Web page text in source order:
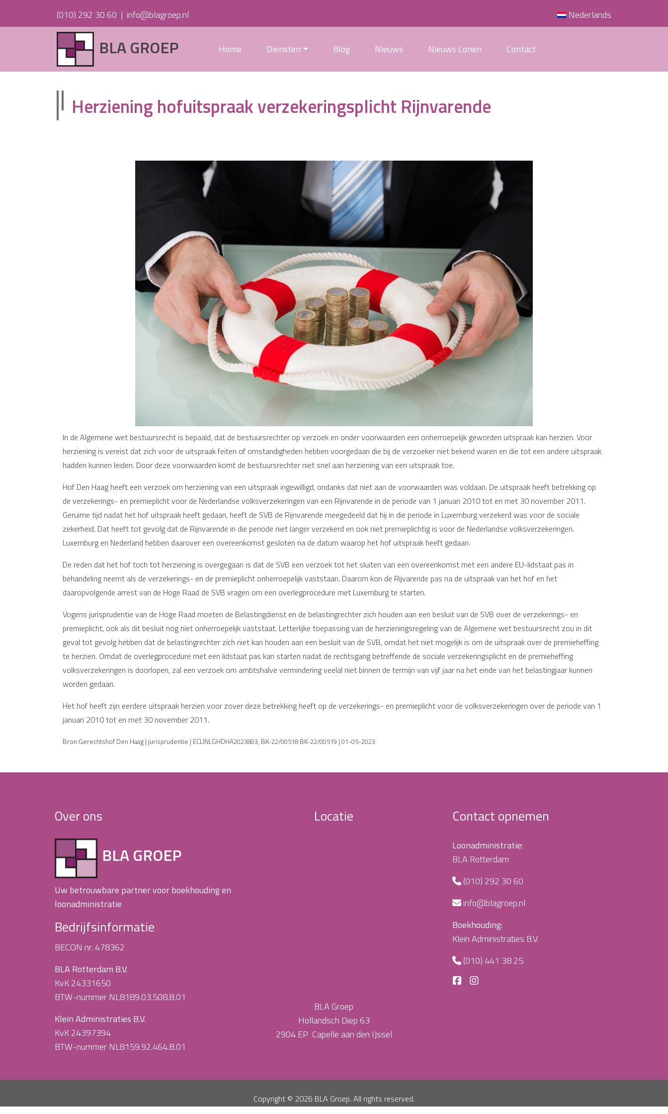
(010) 292 30 60 | info@blagroep.nl Nederlands
BLA GROEP Home Diensten Blog Nieuws Nieuws Lonen Contact
Herziening hofuitspraak verzekeringsplicht Rijnvarende
In de Algemene wet bestuursrecht is bepaald, dat de bestuursrechter op verzoek en onder voorwaarden een onherroepelijk geworden uitspraak kan herzien. Voor
herziening is vereist dat zich voor de uitspraak feiten of omstandigheden hebben voorgedaan die bij de verzoeker niet bekend waren en die tot een andere uitspraak
hadden kunnen leiden. Door deze voorwaarden komt de bestuursrechter niet snel aan herziening van een uitspraak toe.
Hof Den Haag heeft een verzoek om herziening van een uitspraak ingewilligd, ondanks dat niet aan de voorwaarden was voldaan. De uitspraak heeft betrekking op
de verzekerings- en premieplicht voor de Nederlandse volksverzekeringen van een Rijnvarende in de periode van 1 januari 2010 tot en met 30 november 2011.
Geruime tijd nadat het hof uitspraak heeft gedaan, heeft de SVB de Rijnvarende meegedeeld dat hij in die periode in Luxemburg verzekerd was voor de sociale
zekerheid. Dat heeft tot gevolg dat de Rijnvarende in die periode niet langer verzekerd en ook niet premieplichtig is voor de Nederlandse volksverzekeringen.
Luxemburg en Nederland hebben daarover een overeenkomst gesloten na de datum waarop het hof uitspraak heeft gedaan.
De reden dat het hof toch tot herziening is overgegaan is dat de SVB een verzoek tot het sluiten van een overeenkomst met een andere EU-lidstaat pas in
behandeling neemt als de verzekerings- en de premieplicht onherroepelijk vaststaan. Daarom kon de Rijvarende pas na de uitspraak van het hof en het
daaropvolgende arrest van de Hoge Raad de SVB vragen om een overlegprocedure met Luxemburg te starten.
Vogens jurisprudentie van de Hoge Raad moeten de Belastingdienst en de belastingrechter zich houden aan een besluit van de SVB over de verzekerings- en
premieplicht, ook als dit besluit nog niet onherroepelijk vaststaat. Letterlijke toepassing van de herzieningsregeling van de Algemene wet bestuursrecht zou in dit
geval tot gevolg hebben dat de belastingrechter zich niet kan houden aan een besluit van de SVB, omdat het niet mogelijk is om de uitspraak over de premieheffing
te herzien. Omdat de overlegprocedure met een lidstaat pas kan starten nadat de rechtsgang betreffende de sociale verzekeringsplicht en de premieheffing
volksverzekeringen is doorlopen, zal een verzoek om ambtshalve vermindering veelal niet binnen de termijn van vijf jaar na het einde van het belastingjaar kunnen
worden gedaan.
Het hof heeft zijn eerdere uitspraak herzien voor zover deze betrekking heeft op de verzekerings- en premieplicht voor de volksverzekeringen over de periode van 1
januari 2010 tot en met 30 november 2011.
Bron:Gerechtshof Den Haag | jurisprudentie | ECLINLGHDHA2023803, BK-22/00518 BK-22/00519 | 01-05-2023
Over ons
BLA GROEP
Uw betrouwbare partner voor boekhouding en
loonadministratie
Bedrijfsinformatie
BECON nr. 478362
BLA Rotterdam B.V.
KvK 24331650
BTW-nummer NL8189.03.508.B.01
Klein Administraties B.V.
KvK 24397394
BTW-nummer NL8159.92.464.B.01
Locatie
BLA Groep
Hollandsch Diep 63
2904 EP Capelle aan den IJssel
Contact opnemen
Loonadministratie:
BLA Rotterdam
(010) 292 30 60
info@blagroep.nl
Boekhouding:
Klein Administraties B.V.
(010) 441 38 25
Copyright © 2026 BLA Groep. All rights reserved.